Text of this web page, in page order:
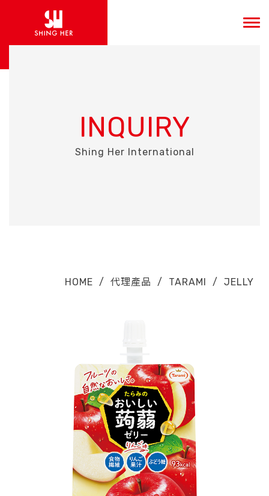
INQUIRY
Shing Her International
HOME / 代理產品 / TARAMI / JELLY